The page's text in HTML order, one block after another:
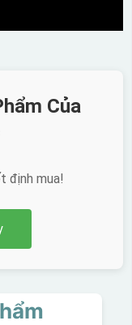
Của
định mua!